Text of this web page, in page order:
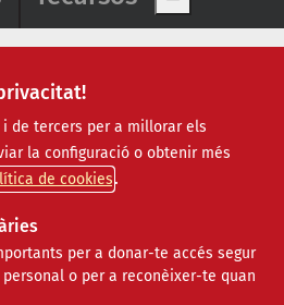
de tercers per a millorar els
la configuració o obtenir més
de cookies
per a donar-te accés segur
o per a reconèixer-te quan
| Projectes | Tecnològic |
| Biblioteca |